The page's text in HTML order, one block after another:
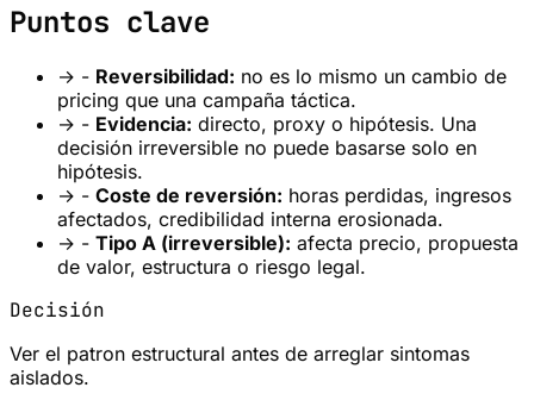
Puntos clave
→ - Reversibilidad: no es lo mismo un cambio de
pricing que una campaña táctica.
→ - Evidencia: directo, proxy o hipótesis. Una
decisión irreversible no puede basarse solo en
hipótesis.
→ - Coste de reversión: horas perdidas, ingresos
afectados, credibilidad interna erosionada.
→ - Tipo A (irreversible): afecta precio, propuesta
de valor, estructura o riesgo legal.
Decisión
Ver el patron estructural antes de arreglar sintomas
aislados.